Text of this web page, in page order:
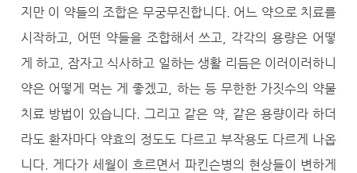
지만 이 약들의 조합은 무궁무진합니다. 어느 약으로 치료를
시작하고, 어떤 약들을 조합해서 쓰고, 각각의 용량은 어떻
게 하고, 잠자고 식사하고 일하는 생활 리듬은 이러이러하니
약은 어떻게 먹는 게 좋겠고, 하는 등 무한한 가짓수의 약물
치료 방법이 있습니다. 그리고 같은 약, 같은 용량이라 하더
라도 환자마다 약효의 정도도 다르고 부작용도 다르게 나옵
니다. 게다가 세월이 흐르면서 파킨슨병의 현상들이 변하게